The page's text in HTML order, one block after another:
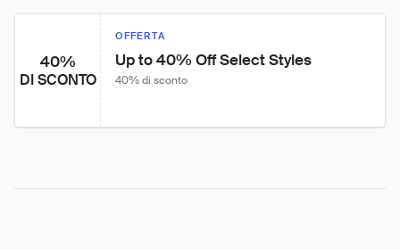
40%
DI SCONTO
OFFERTA
Up to 40% Off Select Styles
40% di sconto